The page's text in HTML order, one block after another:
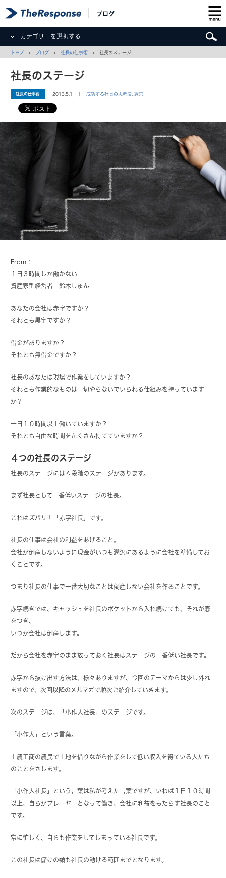
ブログ
カテゴリーを選択する
トップ > ブログ >社長の仕事術 > 社長のステージ
社長のステージ
社長の仕事術 2013.5.1 ｜ 成功する社長の思考法 ,経営
From：
１日３時間しか働かない
資産家型経営者 鈴木しゅん
あなたの会社は赤字ですか？
それとも黒字ですか？
借金がありますか？
それとも無借金ですか？
社長のあなたは現場で作業をしていますか？
それとも作業的なものは一切やらないでいられる仕組みを持っています
か？
一日１０時間以上働いていますか？
それとも自由な時間をたくさん持てていますか？
４つの社長のステージ
社長のステージには４段階のステージがあります。
まず社長として一番低いステージの社長。
これはズバリ！「赤字社長」です。
社長の仕事は会社の利益をあげること。
会社が倒産しないように現金がいつも潤沢にあるように会社を準備してお
くことです。
つまり社長の仕事で一番大切なことは倒産しない会社を作ることです。
赤字続きでは、キャッシュを社長のポケットから入れ続けても、それが底
をつき、
いつか会社は倒産します。
だから会社を赤字のまま放っておく社長はステージの一番低い社長です。
赤字から抜け出す方法は、様々ありますが、今回のテーマからは少し外れ
ますので、次回以降のメルマガで順次ご紹介していきます。
次のステージは、「小作人社長」のステージです。
「小作人」という言葉。
士農工商の農民で土地を借りながら作業をして低い収入を得ている人たち
のことをさします。
「小作人社長」という言葉は私が考えた言葉ですが、いわば１日１０時間
以上、自らがプレーヤーとなって働き、会社に利益をもたらす社長のこと
です。
常に忙しく、自らも作業をしてしまっている社長です。
この社長は儲けの額も社長の動ける範囲までとなります。